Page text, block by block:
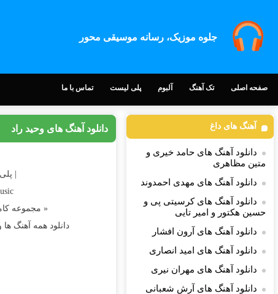
جلوه موزیک، رسانه موسیقی محور
صفحه اصلی تک آهنگ آلبوم پلی لیست تماس با ما
دانلود آهنگ های وحید راد
|
« مجموعه
دانلود همه آهنگ
آهنگ های داغ
دانلود آهنگ های حامد خیری و
متین مظاهری
دانلود آهنگ های مهدی احمدوند
دانلود آهنگ های کرسیتی پی و
حسین هکتور و امیر تایی
دانلود آهنگ های آرون افشار
دانلود آهنگ های امید انصاری
دانلود آهنگ های مهران نیری
دانلود آهنگ های آرش شعبانی